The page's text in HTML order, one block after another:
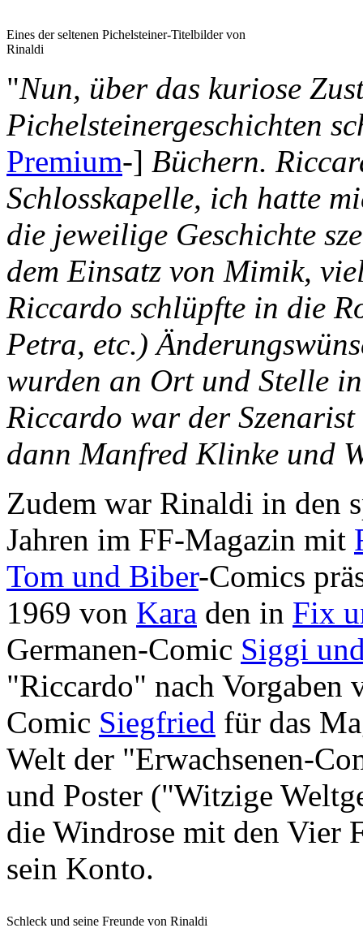
Eines der seltenen Pichelsteiner-Titelbilder von
Rinaldi
"Nun, über das kuriose
Pichelsteinergeschichten
Premium-] Büchern.
Schlosskapelle, ich hatte
die jeweilige Geschichte
dem Einsatz von Mimik,
Riccardo schlüpfte in die
Petra, etc.)
wurden an Ort und Stelle
Riccardo war der
dann Manfred Klinke und
Zudem war Rinaldi in den
Jahren im FF-Magazin mit
Tom und Biber-Comics
1969 von Kara den in Fix
Germanen-Comic Siggi
"Riccardo" nach Vorgaben
Comic Siegfried für das
Welt der "Erwachsenen-
und Poster ("Witzige
die Windrose mit den Vier
sein Konto.
Schleck und seine Freunde von Rinaldi